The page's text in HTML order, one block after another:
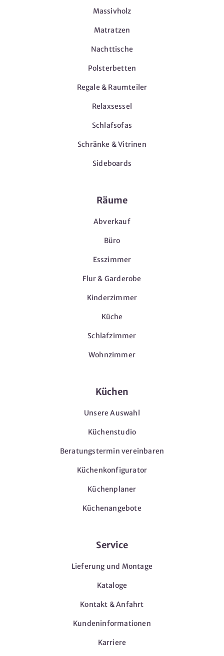
Massivholz
Matratzen
Nachttische
Polsterbetten
Regale & Raumteiler
Relaxsessel
Schlafsofas
Schränke & Vitrinen
Sideboards
Räume
Abverkauf
Büro
Esszimmer
Flur & Garderobe
Kinderzimmer
Küche
Schlafzimmer
Wohnzimmer
Küchen
Unsere Auswahl
Küchenstudio
Beratungstermin vereinbaren
Küchenkonfigurator
Küchenplaner
Küchenangebote
Service
Lieferung und Montage
Kataloge
Kontakt & Anfahrt
Kundeninformationen
Karriere